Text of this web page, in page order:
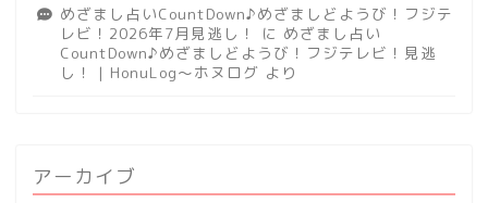
めざまし占いCountDown♪めざましどようび！フジテ
レビ！2026年7月見逃し！
に めざまし占い
CountDown♪めざましどようび！フジテレビ！見逃
し！ | HonuLog～ホヌログ より
アーカイブ